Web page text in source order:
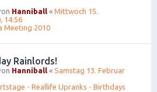
Hanniball « Mittwoch 15.
14:56
Meeting 2010
Rainlords!
Hanniball « Samstag 13. Februar
- Reallife Upranks - Birthdays